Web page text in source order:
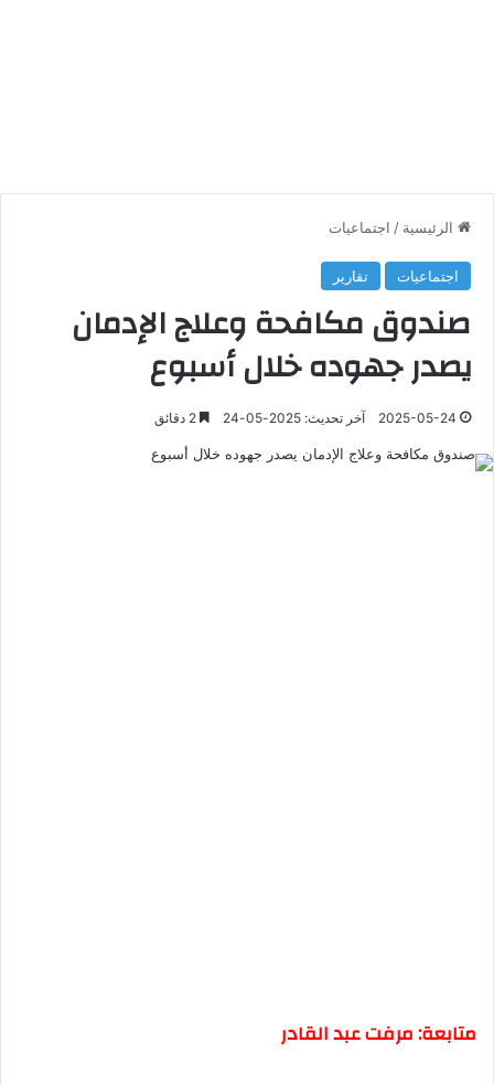
الرئيسية / اجتماعيات
اجتماعيات تقارير
صندوق مكافحة وعلاج الإدمان
يصدر جهوده خلال أسبوع
2025-05-24 آخر تحديث: 2025-05-24
متابعة: مرفت عبد القادر